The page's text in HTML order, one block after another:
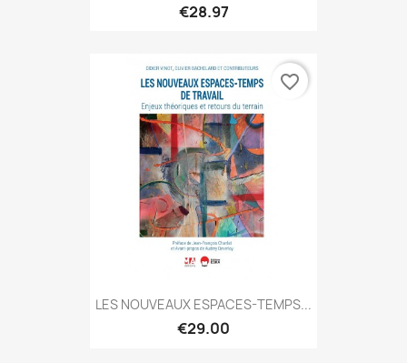
€28.97
LES NOUVEAUX ESPACES-TEMPS...
€29.00
favorite_border